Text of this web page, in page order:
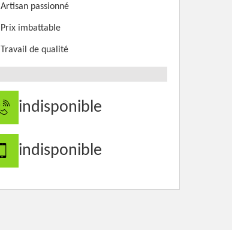
Artisan passionné
Prix imbattable
Travail de qualité
indisponible
indisponible